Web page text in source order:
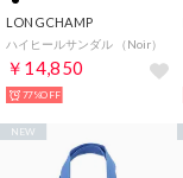
LONGCHAMP
ハイヒールサンダル （Noir）
￥14,850
77%OFF
NEW